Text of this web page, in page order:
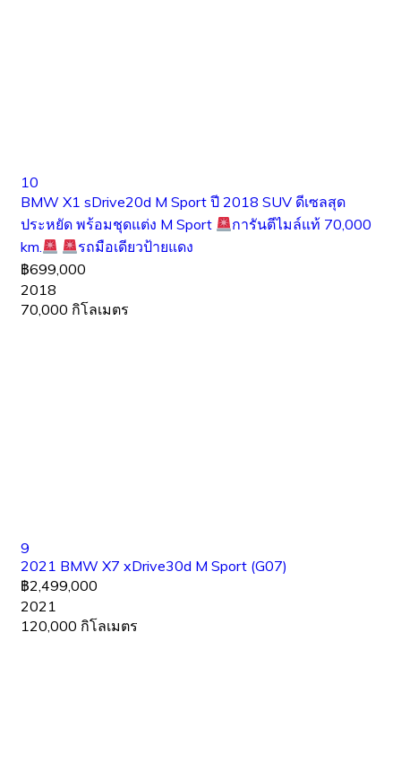
10
BMW X1 sDrive20d M Sport ปี 2018 SUV ดีเซลสุด
ประหยัด พร้อมชุดแต่ง M Sport
การันตีไมล์แท้ 70,000
km.
รถมือเดียวป้ายแดง
฿699,000
2018
70,000 กิโลเมตร
9
2021 BMW X7 xDrive30d M Sport (G07)
฿2,499,000
2021
120,000 กิโลเมตร